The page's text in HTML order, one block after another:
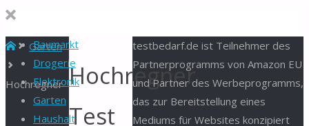
Baumarkt
Drogerie
Elektronik
Garten
Haushalt
StartGarten
Hochregner Hochregner
Test
testbedarf.de ist Teilnehmer des
Partnerprogramms von Amazon EU
und Partner des Werbeprogramms,
das zur Bereitstellung eines
Mediums für Websites konzipiert